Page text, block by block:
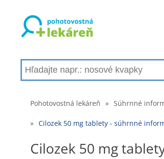
Pohotovostná lekáreň » Súhrnné
» Cilozek 50 mg tablety - súhrnné
Cilozek 50 mg